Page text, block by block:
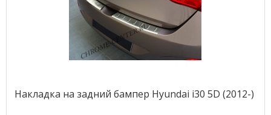
Накладка на задний бампер Hyundai i30 5D (2012-)